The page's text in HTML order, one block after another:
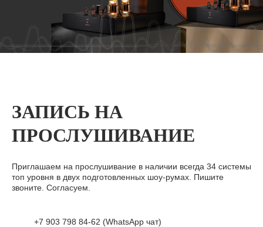
ЗАПИСЬ НА
ПРОСЛУШИВАНИЕ
Приглашаем на прослушивание в наличии всегда 34 системы
топ уровня в двух подготовленных шоу-румах. Пишите
звоните. Согласуем.
+7 903 798 84-62 (WhatsApp чат)